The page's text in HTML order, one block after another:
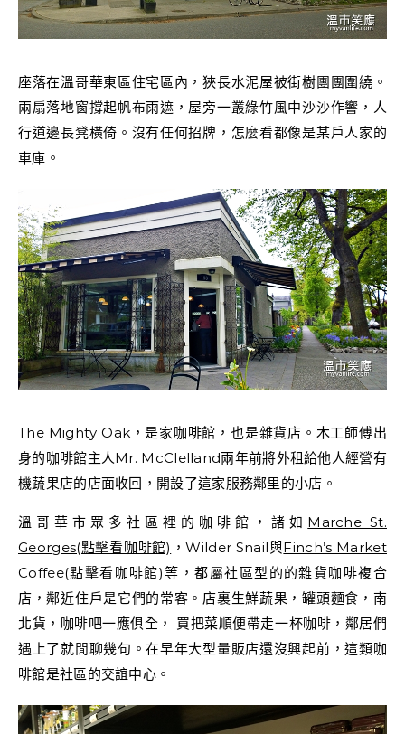
座落在溫哥華東區住宅區內，狹長水泥屋被街樹團團圍繞。
兩扇落地窗撐起帆布雨遮，屋旁一叢綠竹風中沙沙作響，人
行道邊長凳橫倚。沒有任何招牌，怎麼看都像是某戶人家的
車庫。
The Mighty Oak，是家咖啡館，也是雜貨店。木工師傅出
身的咖啡館主人Mr. McClelland兩年前將外租給他人經營有
機蔬果店的店面收回，開設了這家服務鄰里的小店。
溫哥華市眾多社區裡的咖啡館，諸如 Marche St.
Georges(點擊看咖啡館) ，Wilder Snail與Finch’s Market
Coffee(點擊看咖啡館)等，都屬社區型的的雜貨咖啡複合
店，鄰近住戶是它們的常客。店裏生鮮蔬果，罐頭麵食，南
北貨，咖啡吧一應俱全， 買把菜順便帶走一杯咖啡，鄰居們
遇上了就閒聊幾句。在早年大型量販店還沒興起前，這類咖
啡館是社區的交誼中心。